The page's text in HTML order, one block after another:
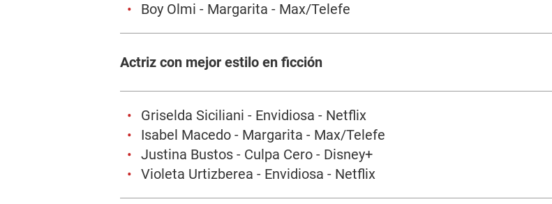
Boy Olmi - Margarita - Max/Telefe
Actriz con mejor estilo en ficción
Griselda Siciliani - Envidiosa - Netflix
Isabel Macedo - Margarita - Max/Telefe
Justina Bustos - Culpa Cero - Disney+
Violeta Urtizberea - Envidiosa - Netflix